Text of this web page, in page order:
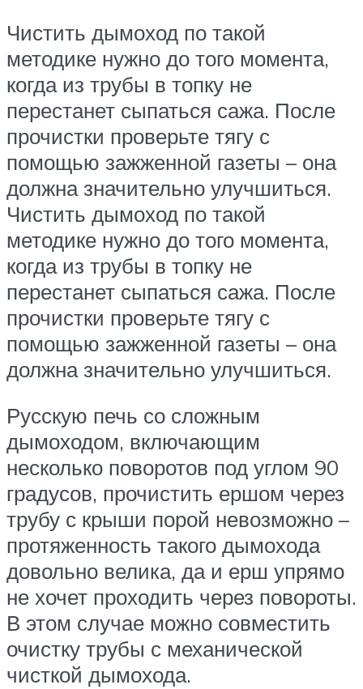
Чистить дымоход по такой
методике нужно до того момента,
когда из трубы в топку не
перестанет сыпаться сажа. После
прочистки проверьте тягу с
помощью зажженной газеты – она
должна значительно улучшиться.
Чистить дымоход по такой
методике нужно до того момента,
когда из трубы в топку не
перестанет сыпаться сажа. После
прочистки проверьте тягу с
помощью зажженной газеты – она
должна значительно улучшиться.
Русскую печь со сложным
дымоходом, включающим
несколько поворотов под углом 90
градусов, прочистить ершом через
трубу с крыши порой невозможно –
протяженность такого дымохода
довольно велика, да и ерш упрямо
не хочет проходить через повороты.
В этом случае можно совместить
очистку трубы с механической
чисткой дымохода.